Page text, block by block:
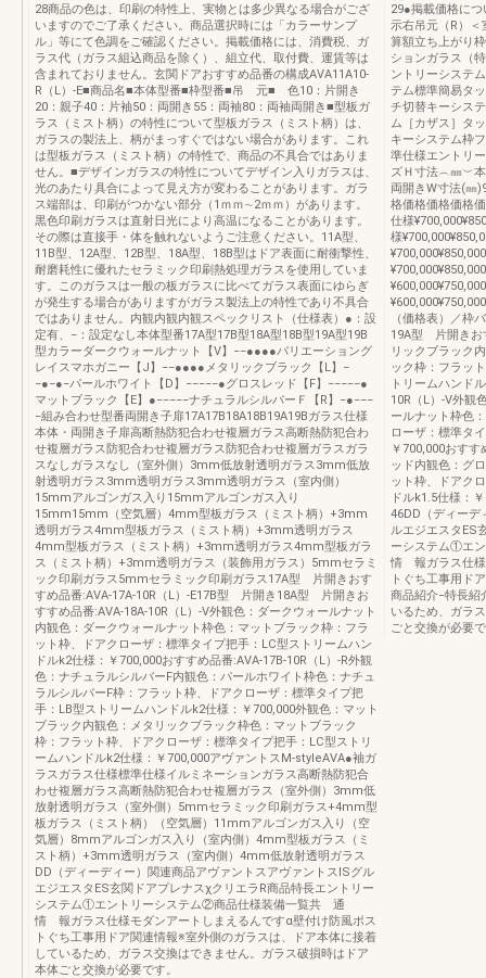
28商品の色は、印刷の特性上、実物とは多少異なる場合がござ
いますのでご了承ください。商品選択時には「カラーサンプ
ル」等にて色調をご確認ください。掲載価格には、消費税、ガ
ラス代（ガラス組込商品を除く）、組立代、取付費、運賃等は
含まれておりません。玄関ドアおすすめ品番の構成AVA11A10-
R（L）-E■商品名■本体型番■枠型番■吊 元■ 色10：片開き
20：親子40：片袖50：両開き55：両袖80：両袖両開き■型板ガ
ラス（ミスト柄）の特性について型板ガラス（ミスト柄）は、
ガラスの製法上、柄がまっすぐではない場合があります。これ
は型板ガラス（ミスト柄）の特性で、商品の不具合ではありま
せん。■デザインガラスの特性についてデザイン入りガラスは、
光のあたり具合によって見え方が変わることがあります。ガラ
ス端部は、印刷がつかない部分（1ｍｍ∼2ｍｍ）があります。
黒色印刷ガラスは直射日光により高温になることがあります。
その際は直接手・体を触れないようご注意ください。11A型、
11B型、12A型、12B型、18A型、18B型はドア表面に耐衝撃性、
耐磨耗性に優れたセラミック印刷熱処理ガラスを使用していま
す。このガラスは一般の板ガラスに比べてガラス表面にゆらぎ
が発生する場合がありますがガラス製法上の特性であり不具合
ではありません。内観内観内観スペックリスト（仕様表）●：設
定有、−：設定なし本体型番17A型17B型18A型18B型19A型19B
型カラーダークウォールナット【V】−−●●●●バリエーショング
レイスマホガニー【J】−−●●●●メタリックブラック【L】−
−●−●−パールホワイト【D】−−−−−●グロスレッド【F】−−−−−●
マットブラック【E】●−−−−−ナチュラルシルバーＦ【R】−●−−−
−組み合わせ型番両開き子扉17A17B18A18B19A19Bガラス仕様
本体・両開き子扉高断熱防犯合わせ複層ガラス高断熱防犯合わ
せ複層ガラス防犯合わせ複層ガラス防犯合わせ複層ガラスガラ
スなしガラスなし（室外側）3mm低放射透明ガラス3mm低放
射透明ガラス3mm透明ガラス3mm透明ガラス（室内側）
15mmアルゴンガス入り15mmアルゴンガス入り
15mm15mm（空気層）4mm型板ガラス（ミスト柄）+3mm
透明ガラス4mm型板ガラス（ミスト柄）+3mm透明ガラス
4mm型板ガラス（ミスト柄）+3mm透明ガラス4mm型板ガラ
ス（ミスト柄）+3mm透明ガラス（装飾用ガラス）5mmセラミ
ック印刷ガラス5mmセラミック印刷ガラス17A型 片開きおす
すめ品番:AVA-17A-10R（L）-E17B型 片開き18A型 片開きお
すすめ品番:AVA-18A-10R（L）-V外観色：ダークウォールナット
内観色：ダークウォールナット枠色：マットブラック枠：フラ
ット枠、ドアクローザ：標準タイプ把手：LC型ストリームハン
ドルk2仕様：￥700,000おすすめ品番:AVA-17B-10R（L）-R外観
色：ナチュラルシルバーF内観色：パールホワイト枠色：ナチュ
ラルシルバーF枠：フラット枠、ドアクローザ：標準タイプ把
手：LB型ストリームハンドルk2仕様：￥700,000外観色：マット
ブラック内観色：メタリックブラック枠色：マットブラック
枠：フラット枠、ドアクローザ：標準タイプ把手：LC型ストリ
ームハンドルk2仕様：￥700,000アヴァントスM-styleAVA●袖ガ
ラスガラス仕様標準仕様イルミネーションガラス高断熱防犯合
わせ複層ガラス高断熱防犯合わせ複層ガラス（室外側）3mm低
放射透明ガラス（室外側）5mmセラミック印刷ガラス+4mm型
板ガラス（ミスト柄）（空気層）11mmアルゴンガス入り（空
気層）8mmアルゴンガス入り（室内側）4mm型板ガラス（ミ
スト柄）+3mm透明ガラス（室内側）4mm低放射透明ガラス
DD（ディーディー）関連商品アヴァントスアヴァントスISグル
エジエスタES玄関ドアプレナスχクリエラR商品特長エントリー
システム①エントリーシステム②商品仕様装備一覧共 通
情 報ガラス仕様モダンアートしまえるんですα壁付け防風ポス
トぐち工事用ドア関連情報※室外側のガラスは、ドア本体に接着
しているため、ガラス交換はできません。ガラス破損時はドア
本体ごと交換が必要です。
29●掲載価格に
示右吊元（R）
算額立ち上がり
ションガラス（
ントリーシステ
テム標準簡易タ
チ切替キーシス
ム［カザス］タ
キーシステム枠
準仕様エントリ
ズＨ寸法︵㎜︶
両開きW寸法(㎜
格価格価格価
仕様
様
（価格表）／
19A型 片開きお
リックブラック
ック枠：フラッ
トリームハンド
10R（L）-V外観
ールナット枠色
ローザ：標準タ
￥700,000おすす
ッド内観色：グ
ット枠、ドアク
ドルk1.5仕様：
46DD（ディーデ
ルエジエスタES
ーシステム①エ
情 報ガラス仕様
トぐち工事用ド
商品紹介−特長紹
いるため、ガラ
ごと交換が必要